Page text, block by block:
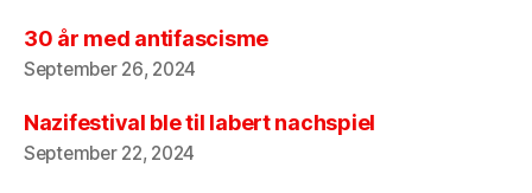
30 år med antifascisme
September 26, 2024
Nazifestival ble til labert nachspiel
September 22, 2024